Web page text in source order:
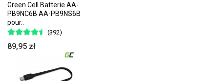
Green Cell Batterie AA-
PB9NC6B AA-PB9NS6B
pour..
(392)
89,95 zł